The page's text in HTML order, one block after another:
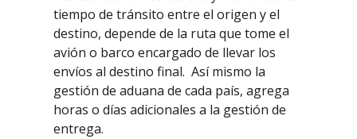
tiempo de tránsito entre el origen y el
destino, depende de la ruta que tome el
avión o barco encargado de llevar los
envíos al destino final. Así mismo la
gestión de aduana de cada país, agrega
horas o días adicionales a la gestión de
entrega.